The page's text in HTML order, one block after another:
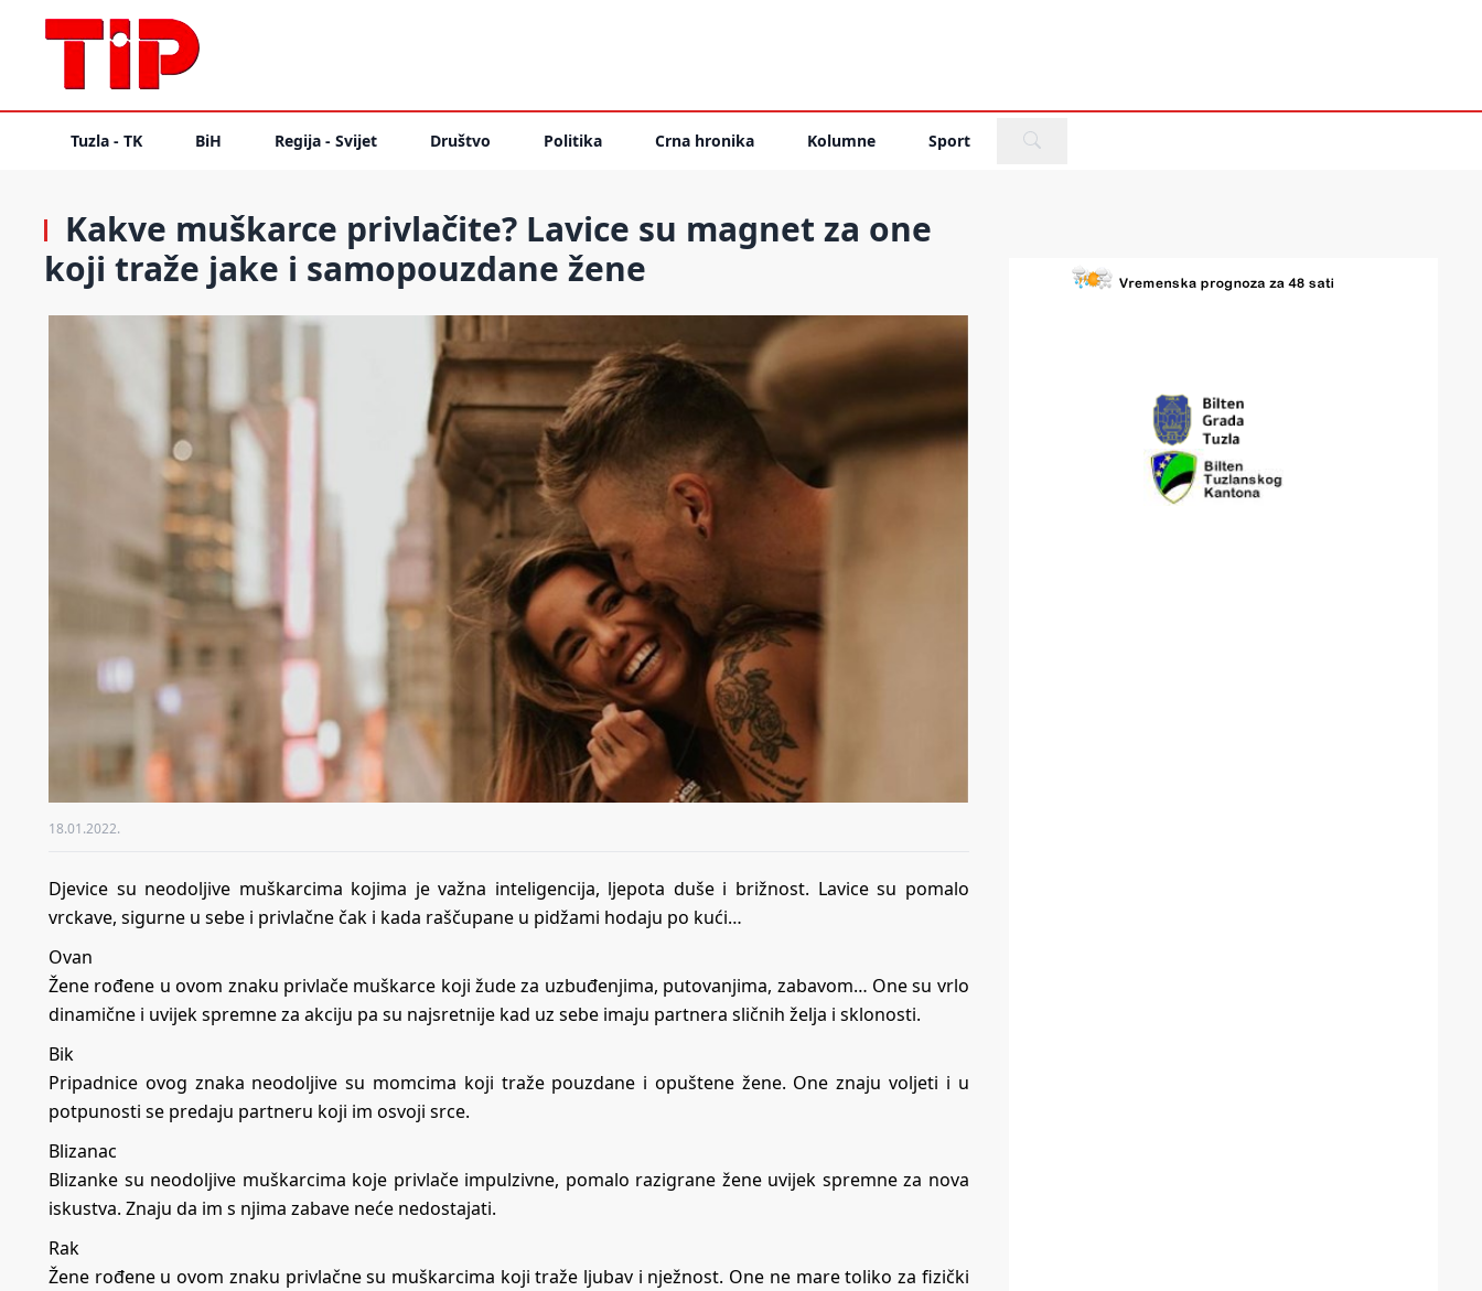
Tuzla - TK BiH Regija - Svijet Društvo Politika Crna hronika Kolumne Sport
Kakve muškarce privlačite? Lavice su magnet za one
koji traže jake i samopouzdane žene
18.01.2022.
Djevice su neodoljive muškarcima kojima je važna inteligencija, ljepota duše i brižnost. Lavice su pomalo
vrckave, sigurne u sebe i privlačne čak i kada raščupane u pidžami hodaju po kući…
Ovan
Žene rođene u ovom znaku privlače muškarce koji žude za uzbuđenjima, putovanjima, zabavom… One su vrlo
dinamične i uvijek spremne za akciju pa su najsretnije kad uz sebe imaju partnera sličnih želja i sklonosti.
Bik
Pripadnice ovog znaka neodoljive su momcima koji traže pouzdane i opuštene žene. One znaju voljeti i u
potpunosti se predaju partneru koji im osvoji srce.
Blizanac
Blizanke su neodoljive muškarcima koje privlače impulzivne, pomalo razigrane žene uvijek spremne za nova
iskustva. Znaju da im s njima zabave neće nedostajati.
Rak
Žene rođene u ovom znaku privlačne su muškarcima koji traže ljubav i nježnost. One ne mare toliko za fizički